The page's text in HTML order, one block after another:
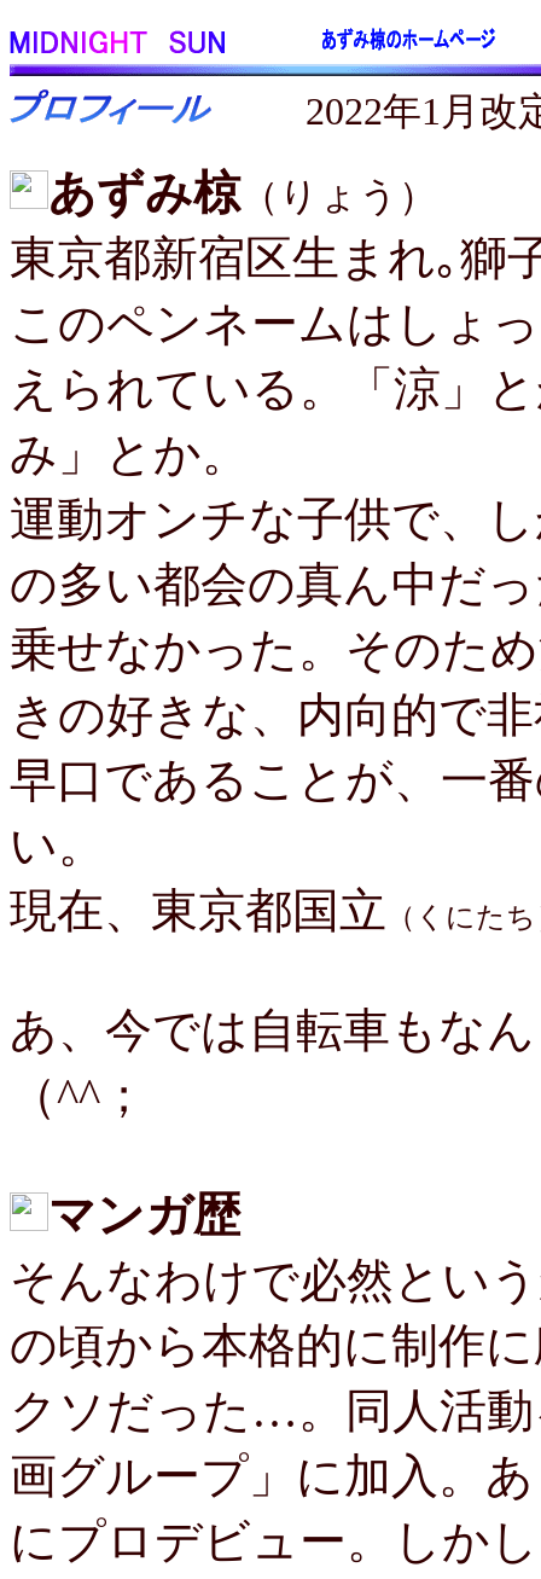
2022年1月改
あずみ椋（りょう）
東京都新宿区生まれ｡獅
このペンネームはしょ
えられている。「涼」
み」とか。
運動オンチな子供で、
の多い都会の真ん中だ
乗せなかった。そのた
きの好きな、内向的で
早口であることが、一
い。
現在、東京都国立
（くにた
あ、今では自転車もな
（^^；
マンガ歴
そんなわけで必然とい
の頃から本格的に制作
クソだった…。同人活
画グループ」に加入。
にプロデビュー。しか